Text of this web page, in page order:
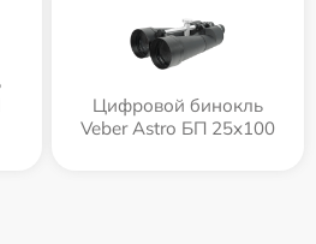
Цифровой бинокль
Veber Astro БП 25x100